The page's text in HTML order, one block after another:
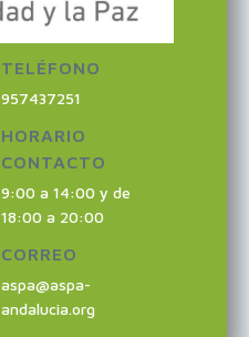
TELÉFONO
957437251
HORARIO
CONTACTO
9:00 a 14:00 y de
18:00 a 20:00
CORREO
aspa@aspa-
andalucia.org